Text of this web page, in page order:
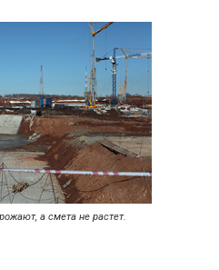
а смета не растет.